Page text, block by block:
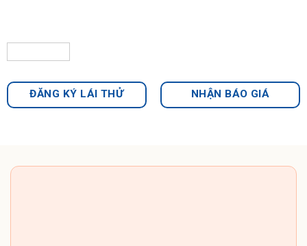
ĐĂNG KÝ LÁI THỬ NHẬN BÁO GIÁ